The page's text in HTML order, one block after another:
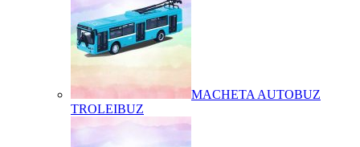
MACHETA AUTOBUZ
TROLEIBUZ